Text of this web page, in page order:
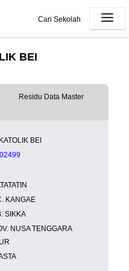
Cari Sekolah
BEI
BEI
KANGAE
SIKKA
NUSA TENGGARA
Residu Data Master